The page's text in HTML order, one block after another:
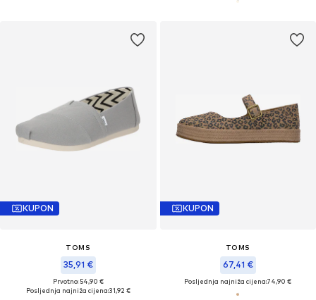
KUPON
TOMS
35,91 €
Prvotno: 54,90 €
Posljednja najniža cijena:31,92 €
KUPON
TOMS
67,41 €
Posljednja najniža cijena:74,90 €